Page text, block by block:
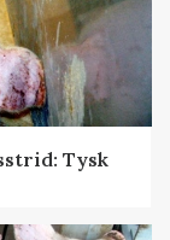
Tysk